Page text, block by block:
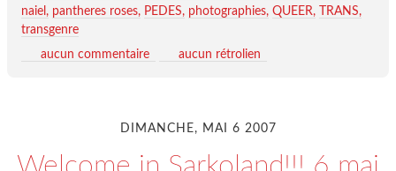
naiel
pantheres roses PEDES photographies QUEER
TRANS
transgenre
aucun commentaire
aucun rétrolien
DIMANCHE, MAI 6 2007